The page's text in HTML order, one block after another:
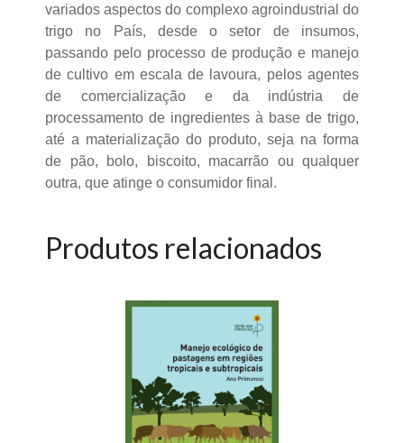
variados aspectos do complexo agroindustrial do
trigo no País, desde o setor de insumos,
passando pelo processo de produção e manejo
de cultivo em escala de lavoura, pelos agentes
de comercialização e da indústria de
processamento de ingredientes à base de trigo,
até a materialização do produto, seja na forma
de pão, bolo, biscoito, macarrão ou qualquer
outra, que atinge o consumidor final.
Produtos relacionados